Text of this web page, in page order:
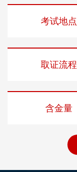
考试地点
取证流程
含金量